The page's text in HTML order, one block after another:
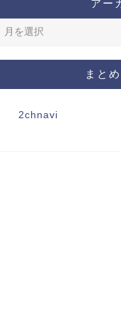
アー
まと
2chnavi